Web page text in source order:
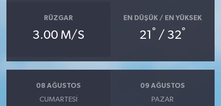
RÜZGAR
3.00 M/S
EN DÜŞÜK / EN YÜKSEK
21 ° / 32°
08 AĞUSTOS
CUMARTESI
09 AĞUSTOS
PAZAR